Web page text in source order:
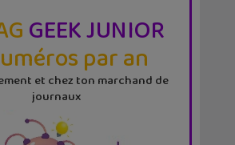
GEEK JUNIOR
par an
et chez ton marchand de
journaux